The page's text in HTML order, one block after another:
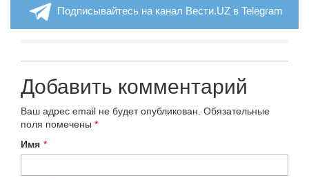
Подписывайтесь на канал Вести.UZ в Telegram
Добавить комментарий
Ваш адрес email не будет опубликован. Обязательные
поля помечены *
Имя *